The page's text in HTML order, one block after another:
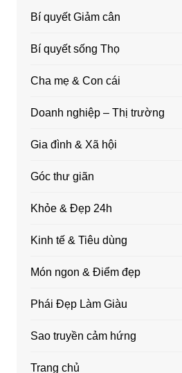
Bí quyết Giảm cân
Bí quyết sống Thọ
Cha mẹ & Con cái
Doanh nghiệp – Thị trường
Gia đình & Xã hội
Góc thư giãn
Khỏe & Đẹp 24h
Kinh tế & Tiêu dùng
Món ngon & Điểm đẹp
Phái Đẹp Làm Giàu
Sao truyền cảm hứng
Trang chủ